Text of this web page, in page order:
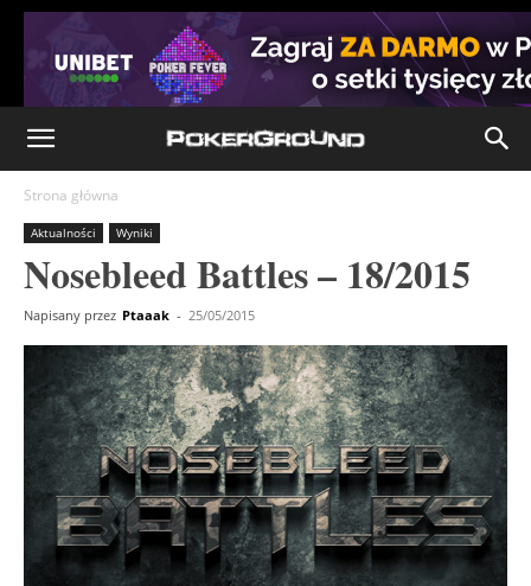
Strona główna
Aktualności Wyniki
Nosebleed Battles – 18/2015
Napisany przez Ptaaak - 25/05/2015